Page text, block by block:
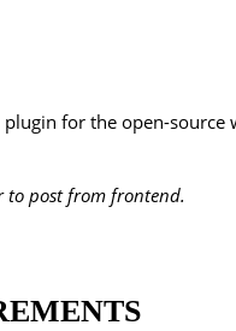
plugin for the open-source
to post from frontend.